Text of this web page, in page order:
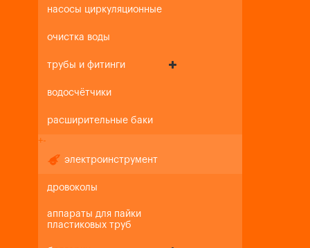
насосы циркуляционные
очистка воды
трубы и фитинги
водосчётчики
расширительные баки
+-
электроинструмент
дровоколы
аппараты для пайки
пластиковых труб